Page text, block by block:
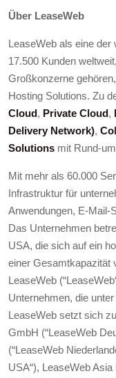
Über LeaseWeb
LeaseWeb als eine
17.500 Kunden
Großkonzerne
Hosting Solutions. Zu
Cloud, Private Cloud,
Delivery Network),
Solutions mit Rund-
Mit mehr als 60.000
Infrastruktur für
Anwendungen, E-Mail-
Das Unternehmen
USA, die sich auf ein
einer Gesamtkapazität
LeaseWeb
Unternehmen, die
LeaseWeb setzt sich
GmbH (“LeaseWeb
(“LeaseWeb
USA“), LeaseWeb